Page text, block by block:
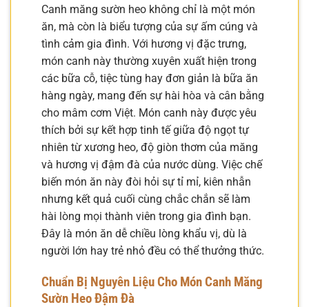
Canh măng sườn heo không chỉ là một món
ăn, mà còn là biểu tượng của sự ấm cúng và
tình cảm gia đình. Với hương vị đặc trưng,
món canh này thường xuyên xuất hiện trong
các bữa cỗ, tiệc tùng hay đơn giản là bữa ăn
hàng ngày, mang đến sự hài hòa và cân bằng
cho mâm cơm Việt. Món canh này được yêu
thích bởi sự kết hợp tinh tế giữa độ ngọt tự
nhiên từ xương heo, độ giòn thơm của măng
và hương vị đậm đà của nước dùng. Việc chế
biến món ăn này đòi hỏi sự tỉ mỉ, kiên nhẫn
nhưng kết quả cuối cùng chắc chắn sẽ làm
hài lòng mọi thành viên trong gia đình bạn.
Đây là món ăn dễ chiều lòng khẩu vị, dù là
người lớn hay trẻ nhỏ đều có thể thưởng thức.
Chuẩn Bị Nguyên Liệu Cho Món Canh Măng
Sườn Heo Đậm Đà